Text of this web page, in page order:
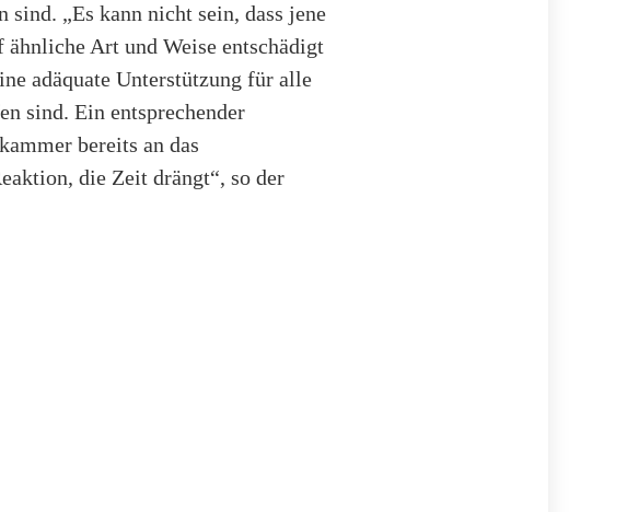
„Es kann nicht sein, dass jene
Art und Weise entschädigt
adäquate Unterstützung für alle
sind. Ein entsprechender
bereits an das
die Zeit drängt“, so der